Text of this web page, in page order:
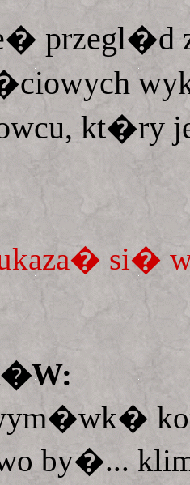
przegl�d
kt�ry
si� w
by�...